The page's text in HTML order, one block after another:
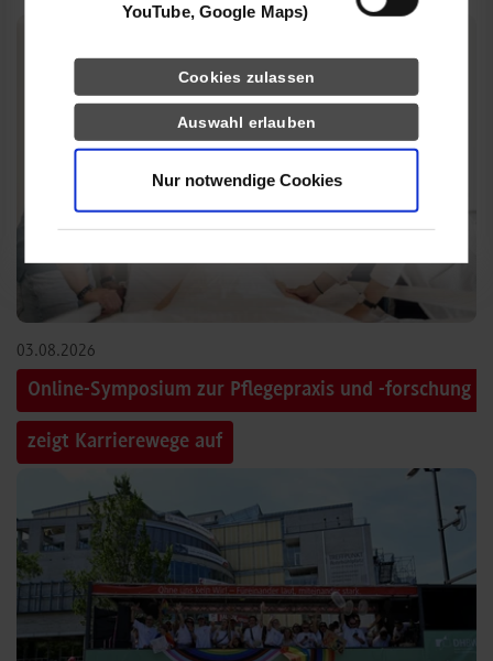
YouTube, Google Maps)
Cookies zulassen
Auswahl erlauben
Nur notwendige Cookies
03.08.2026
Online-Symposium zur Pflegepraxis und -forschung
zeigt Karrierewege auf